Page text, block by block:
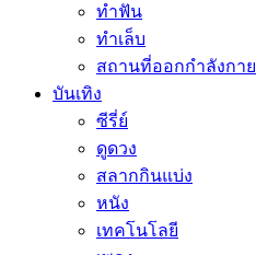
ทำฟัน
ทำเล็บ
สถานที่ออกกำลังกาย
บันเทิง
ซีรี่ย์
ดูดวง
สลากกินแบ่ง
หนัง
เทคโนโลยี